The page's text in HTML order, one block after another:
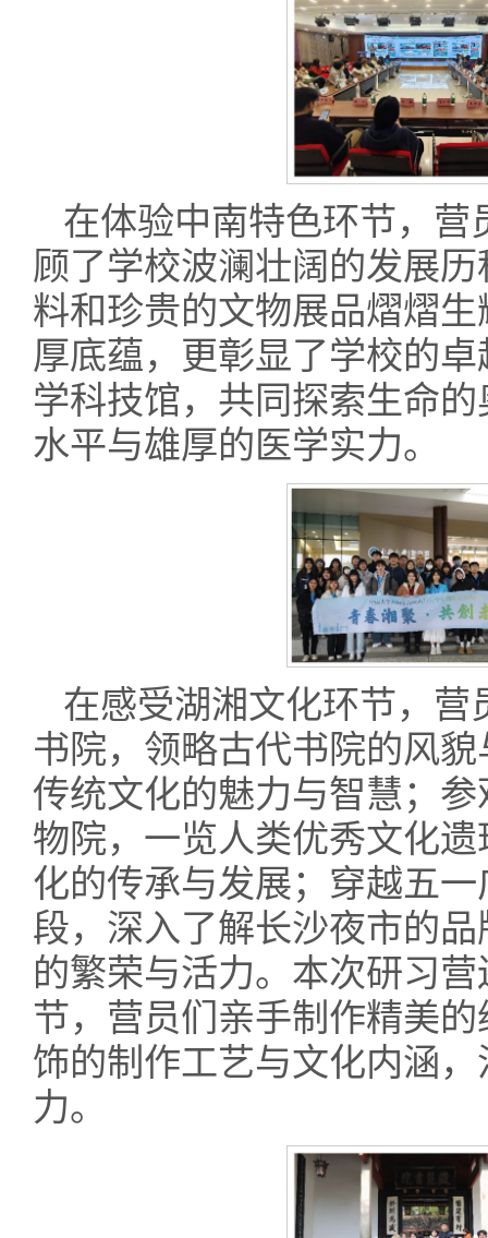
在体验中南特色环节，
顾了学校波澜壮阔的发展
料和珍贵的文物展品熠熠
厚底蕴，更彰显了学校的
学科技馆，共同探索生命
水平与雄厚的医学实力。
在感受湖湘文化环节，
书院，领略古代书院的风
传统文化的魅力与智慧；
物院，一览人类优秀文化
化的传承与发展；穿越五
段，深入了解长沙夜市的
的繁荣与活力。本次研习
节，营员们亲手制作精美
饰的制作工艺与文化内涵
力。